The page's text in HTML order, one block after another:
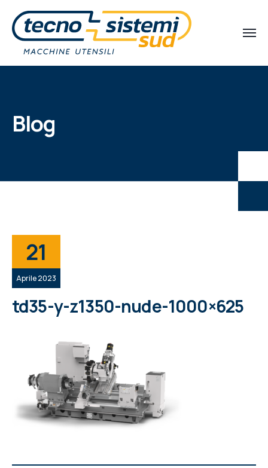
Blog
21
Aprile 2023
td35-y-z1350-nude-1000×625